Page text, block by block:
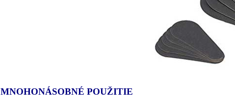
MNOHONÁSOBNÉ POUŽITIE